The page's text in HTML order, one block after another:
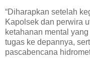
“Diharapkan setelah
Kapolsek dan perwira
ketahanan mental
tugas ke depannya,
pascabencana